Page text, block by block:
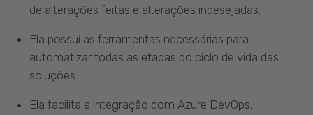
de alterações feitas e alterações indesejadas.
Ela possui as ferramentas necessárias para
automatizar todas as etapas do ciclo de vida das
soluções.
Ela facilita a integração com Azure DevOps,